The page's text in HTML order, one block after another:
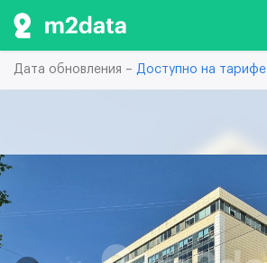
Дата обновления – Доступно на тарифе